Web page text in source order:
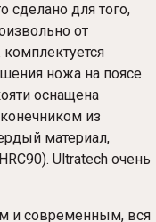
сделано для того,
от
ножа на поясе
оснащена
из
материал,
Ultratech очень
и современным, вся